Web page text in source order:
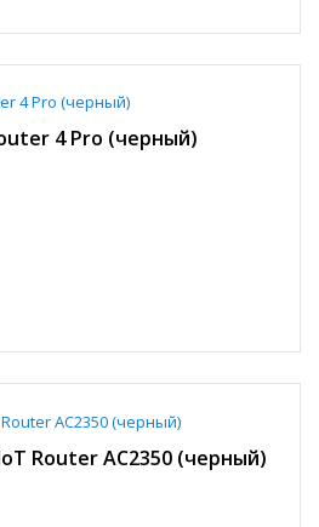
4 Pro (черный)
Router AC2350 (черный)